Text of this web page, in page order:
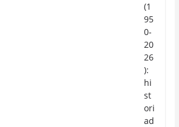
(1
95
0-
20
26
):
hi
st
ori
ad